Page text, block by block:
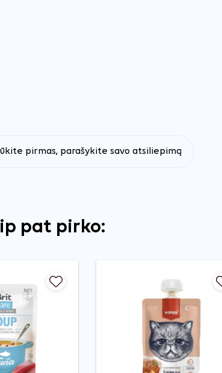
pirmas, parašykite savo atsiliepimą
pat pirko: